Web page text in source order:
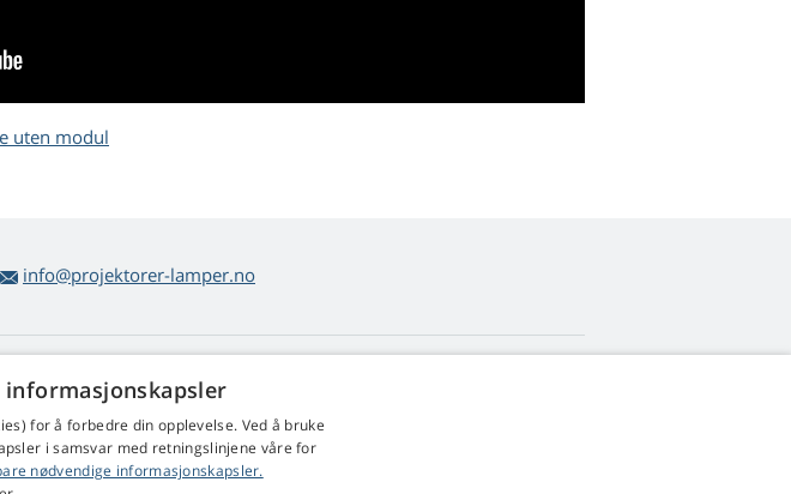
uten modul
info@projektorer-lamper.no
Kontakt
for å forbedre din opplevelse. Ved å bruke
i samsvar med retningslinjene våre for
nødvendige informasjonskapsler.